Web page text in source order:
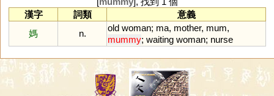
漢字
詞類
意義
媽
n.
old woman; ma, mother, mum,
mummy; waiting woman; nurse